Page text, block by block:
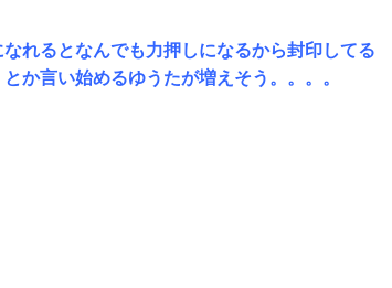
れるとなんでも力押しになるから封印してる
か言い始めるゆうたが増えそう。。。。